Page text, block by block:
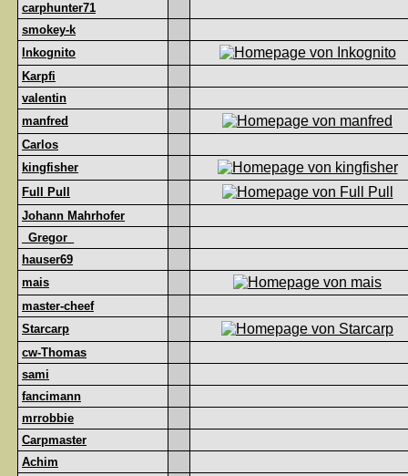
carphunter71
smokey-k
Inkognito
Karpfi
valentin
manfred
Carlos
kingfisher
Full Pull
Johann Mahrhofer
_Gregor_
hauser69
mais
master-cheef
Starcarp
cw-Thomas
sami
fancimann
mrrobbie
Carpmaster
Achim